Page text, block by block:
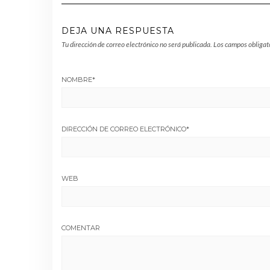
DEJA UNA RESPUESTA
Tu dirección de correo electrónico no será publicada. Los campos
NOMBRE*
DIRECCIÓN DE CORREO ELECTRÓNICO*
WEB
COMENTAR